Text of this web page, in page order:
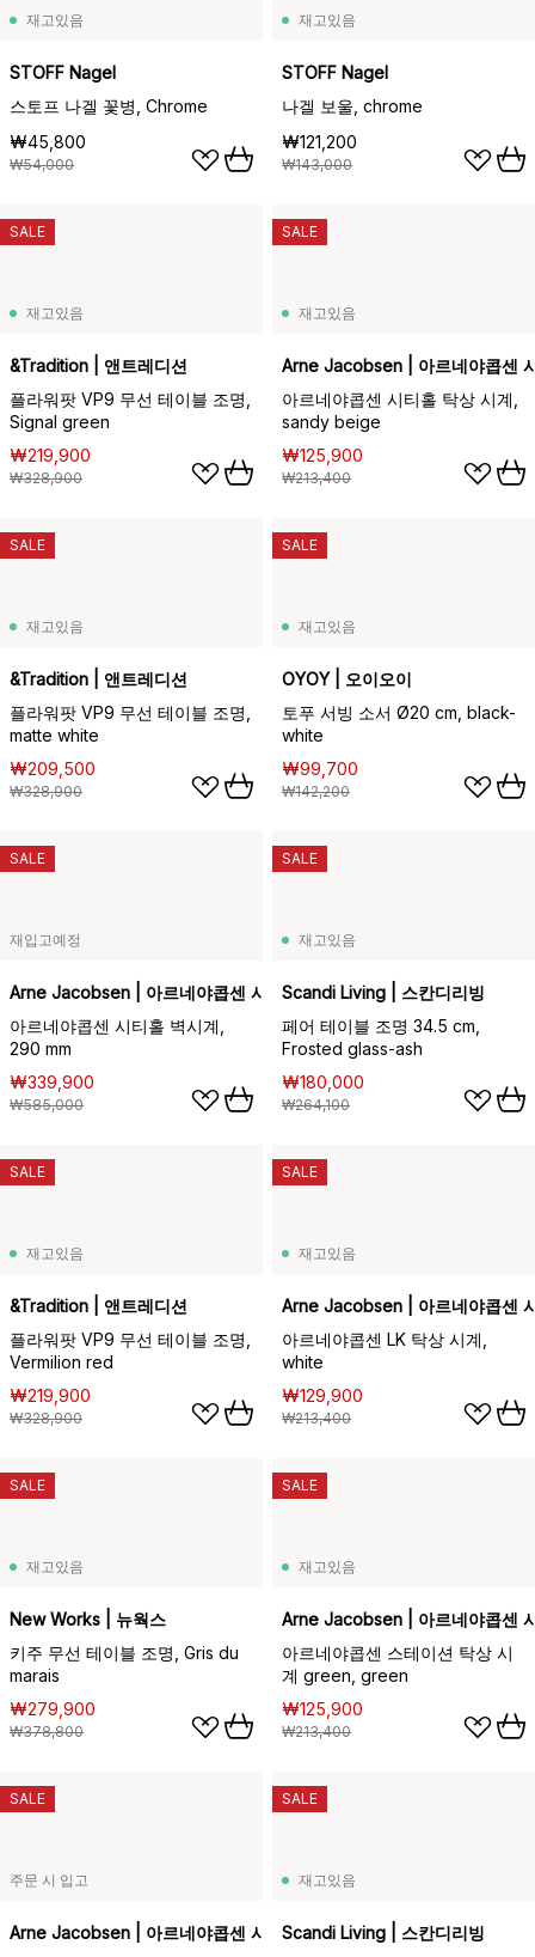
재고있음
STOFF Nagel
스토프 나겔 꽃병, Chrome
₩45,800
₩54,000
재고있음
STOFF Nagel
나겔 보울, chrome
₩121,200
₩143,000
재고있음
&Tradition | 앤트레디션
플라워팟 VP9 무선 테이블 조명,
Signal green
₩219,900
₩328,900
SALE
재고있음
Arne Jacobsen | 아르네야콥센
아르네야콥센 시티홀 탁상 시계,
sandy beige
₩125,900
₩213,400
SALE
재고있음
&Tradition | 앤트레디션
플라워팟 VP9 무선 테이블 조명,
matte white
₩209,500
₩328,900
SALE
재고있음
OYOY | 오이오이
토푸 서빙 소서 Ø20 cm, black-
white
₩99,700
₩142,200
SALE
재입고예정
Arne Jacobsen | 아르네야콥센 시계
아르네야콥센 시티홀 벽시계,
290 mm
₩339,900
₩585,000
SALE
재고있음
Scandi Living | 스칸디리빙
페어 테이블 조명 34.5 cm,
Frosted glass-ash
₩180,000
₩264,100
SALE
재고있음
&Tradition | 앤트레디션
플라워팟 VP9 무선 테이블 조명,
Vermilion red
₩219,900
₩328,900
SALE
재고있음
Arne Jacobsen | 아르네야콥센
아르네야콥센 LK 탁상 시계,
white
₩129,900
₩213,400
SALE
재고있음
New Works | 뉴웍스
키주 무선 테이블 조명, Gris du
marais
₩279,900
₩378,800
SALE
재고있음
Arne Jacobsen | 아르네야콥센
아르네야콥센 스테이션 탁상 시
계 green, green
₩125,900
₩213,400
SALE
주문 시 입고
Arne Jacobsen | 아르네야콥센 시계
SALE
재고있음
Scandi Living | 스칸디리빙
SALE